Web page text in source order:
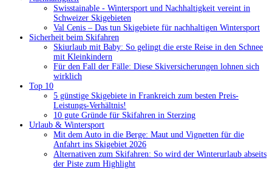
Swisstainable - Wintersport und Nachhaltigkeit vereint in
Schweizer Skigebieten
Val Cenis – Das tun Skigebiete für nachhaltigen Wintersport
Sicherheit beim Skifahren
Skiurlaub mit Baby: So gelingt die erste Reise in den Schnee
mit Kleinkindern
Für den Fall der Fälle: Diese Skiversicherungen lohnen sich
wirklich
Top 10
5 günstige Skigebiete in Frankreich zum besten Preis-
Leistungs-Verhältnis!
10 gute Gründe für Skifahren in Sterzing
Urlaub & Wintersport
Mit dem Auto in die Berge: Maut und Vignetten für die
Anfahrt ins Skigebiet 2026
Alternativen zum Skifahren: So wird der Winterurlaub abseits
der Piste zum Highlight